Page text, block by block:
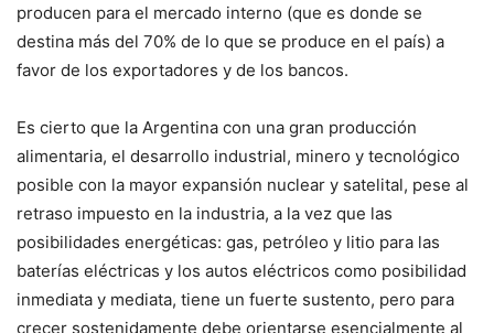
producen para el mercado interno (que es donde se
destina más del 70% de lo que se produce en el país) a
favor de los exportadores y de los bancos.
Es cierto que la Argentina con una gran producción
alimentaria, el desarrollo industrial, minero y tecnológico
posible con la mayor expansión nuclear y satelital, pese al
retraso impuesto en la industria, a la vez que las
posibilidades energéticas: gas, petróleo y litio para las
baterías eléctricas y los autos eléctricos como posibilidad
inmediata y mediata, tiene un fuerte sustento, pero para
crecer sostenidamente debe orientarse esencialmente al